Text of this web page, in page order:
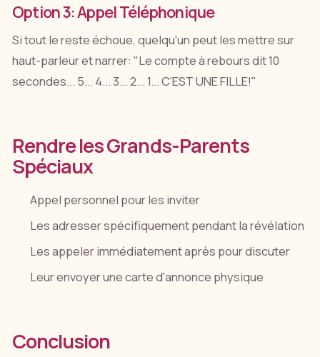
Option 3: Appel Téléphonique
Si tout le reste échoue, quelqu'un peut les mettre sur
haut-parleur et narrer: "Le compte à rebours dit 10
secondes... 5... 4... 3... 2... 1... C'EST UNE FILLE!"
Rendre les Grands-Parents
Spéciaux
Appel personnel pour les inviter
Les adresser spécifiquement pendant la révélation
Les appeler immédiatement après pour discuter
Leur envoyer une carte d'annonce physique
Conclusion